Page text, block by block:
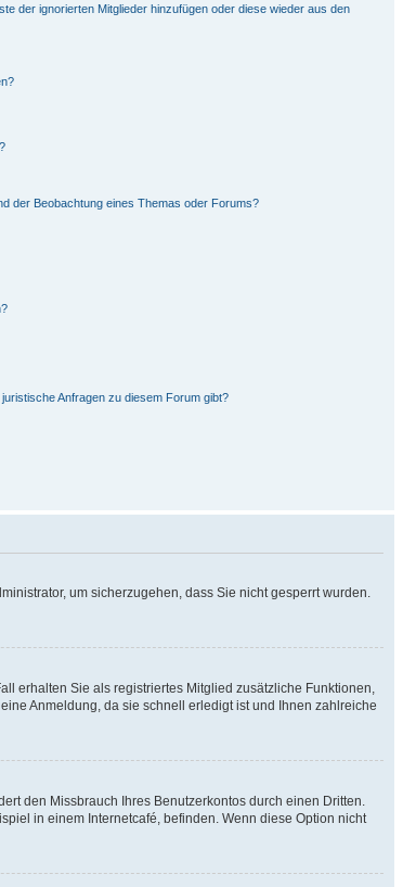
der ignorierten Mitglieder hinzufügen oder diese wieder aus den
der Beobachtung eines Themas oder Forums?
Anfragen zu diesem Forum gibt?
um sicherzugehen, dass Sie nicht gesperrt wurden.
erhalten Sie als registriertes Mitglied zusätzliche Funktionen,
Anmeldung, da sie schnell erledigt ist und Ihnen zahlreiche
den Missbrauch Ihres Benutzerkontos durch einen Dritten.
in einem Internetcafé, befinden. Wenn diese Option nicht